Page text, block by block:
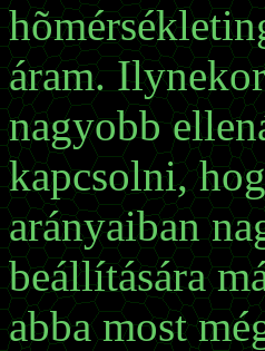
áram.
nagyobb
kapcsolni,
arányaiban
beállítására
abba most